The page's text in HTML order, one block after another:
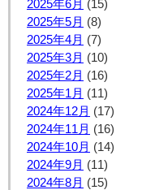
2025年6月 (15)
2025年5月 (8)
2025年4月 (7)
2025年3月 (10)
2025年2月 (16)
2025年1月 (11)
2024年12月 (17)
2024年11月 (16)
2024年10月 (14)
2024年9月 (11)
2024年8月 (15)